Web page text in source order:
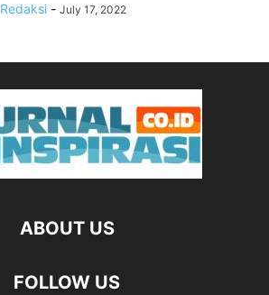
Redaksi - July 17, 2022
ABOUT US
FOLLOW US